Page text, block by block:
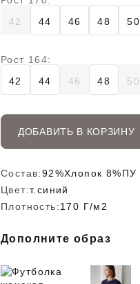
42
44 46 48 50
Рост 164:
42
44 46 48 50
ДОБАВИТЬ В КОРЗИНУ
Состав:92%Хлопок 8%ПУ
Цвет:т.синий
Плотность:170 Г/м2
Дополните образ